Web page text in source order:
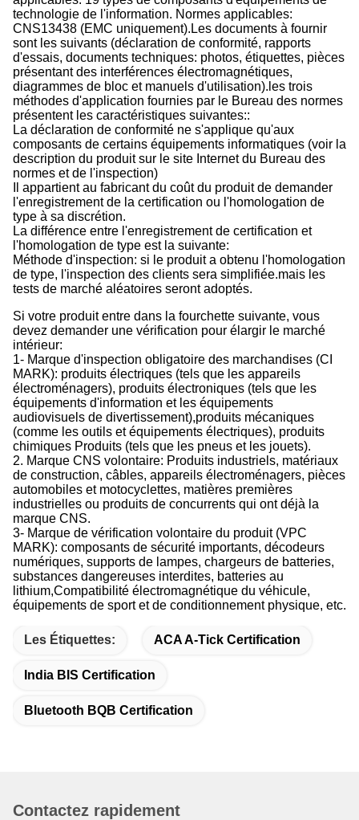
technologie de l'information. Normes applicables:
CNS13438 (EMC uniquement).Les documents à fournir
sont les suivants (déclaration de conformité, rapports
d'essais, documents techniques: photos, étiquettes, pièces
présentant des interférences électromagnétiques,
diagrammes de bloc et manuels d'utilisation).les trois
méthodes d'application fournies par le Bureau des normes
présentent les caractéristiques suivantes::
La déclaration de conformité ne s'applique qu'aux
composants de certains équipements informatiques (voir la
description du produit sur le site Internet du Bureau des
normes et de l'inspection)
Il appartient au fabricant du coût du produit de demander
l'enregistrement de la certification ou l'homologation de
type à sa discrétion.
La différence entre l'enregistrement de certification et
l'homologation de type est la suivante:
Méthode d'inspection: si le produit a obtenu l'homologation
de type, l'inspection des clients sera simplifiée.mais les
tests de marché aléatoires seront adoptés.
Si votre produit entre dans la fourchette suivante, vous
devez demander une vérification pour élargir le marché
intérieur:
1- Marque d'inspection obligatoire des marchandises (CI
MARK): produits électriques (tels que les appareils
électroménagers), produits électroniques (tels que les
équipements d'information et les équipements
audiovisuels de divertissement),produits mécaniques
(comme les outils et équipements électriques), produits
chimiques Produits (tels que les pneus et les jouets).
2. Marque CNS volontaire: Produits industriels, matériaux
de construction, câbles, appareils électroménagers, pièces
automobiles et motocyclettes, matières premières
industrielles ou produits de concurrents qui ont déjà la
marque CNS.
3- Marque de vérification volontaire du produit (VPC
MARK): composants de sécurité importants, décodeurs
numériques, supports de lampes, chargeurs de batteries,
substances dangereuses interdites, batteries au
lithium,Compatibilité électromagnétique du véhicule,
équipements de sport et de conditionnement physique, etc.
Les Étiquettes: ACA A-Tick Certification
India BIS Certification
Bluetooth BQB Certification
Contactez rapidement